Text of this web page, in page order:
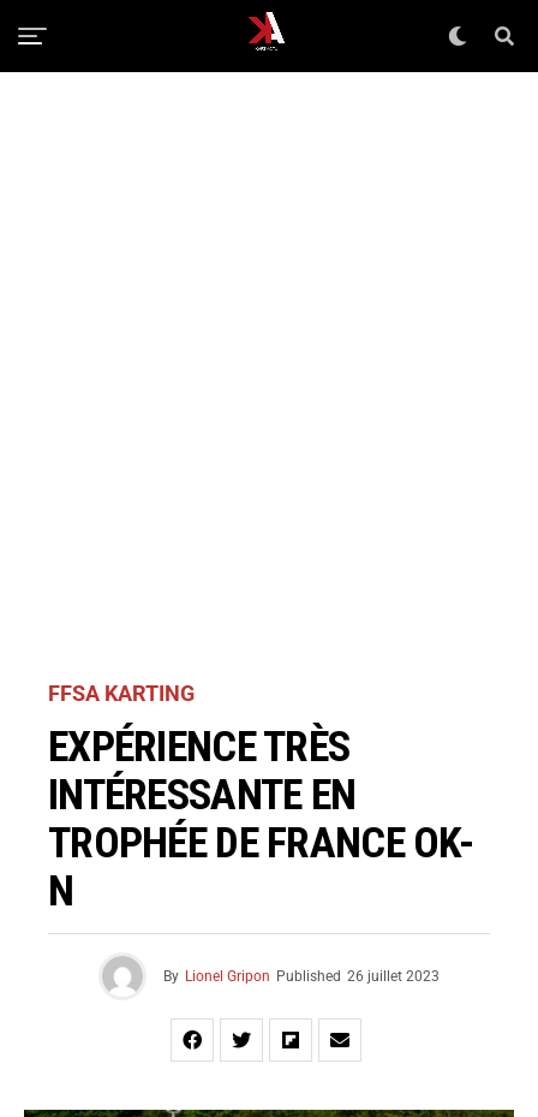
FFSA KARTING
EXPÉRIENCE TRÈS
INTÉRESSANTE EN
TROPHÉE DE FRANCE OK-
N
By Lionel Gripon Published 26 juillet 2023